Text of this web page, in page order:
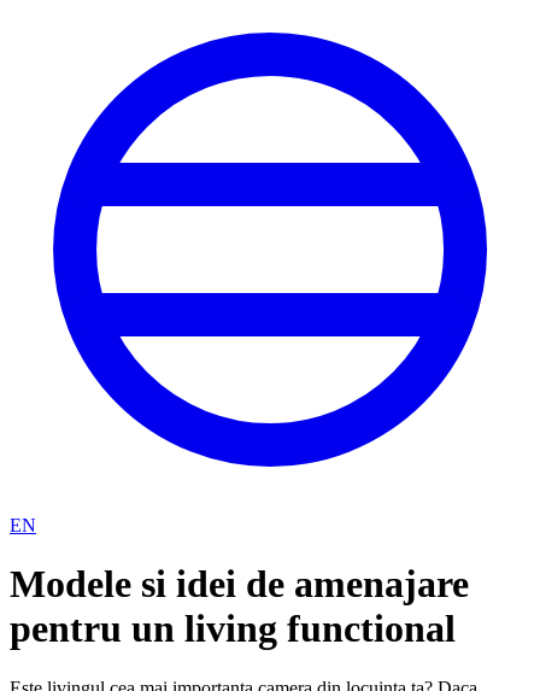
EN
Modele si idei de amenajare
pentru un living functional